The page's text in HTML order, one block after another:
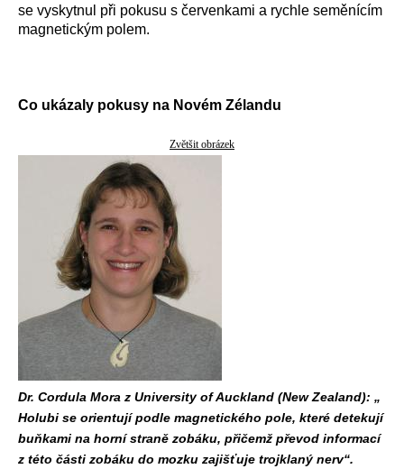
se vyskytnul při pokusu s červenkami a rychle seměnícím
magnetickým polem.
Co ukázaly pokusy na Novém Zélandu
Zvětšit obrázek
Dr. Cordula Mora z University of Auckland (New Zealand): „
Holubi se orientují podle magnetického pole, které detekují
buňkami na horní straně zobáku, přičemž převod informací
z této části zobáku do mozku zajišťuje trojklaný nerv“.